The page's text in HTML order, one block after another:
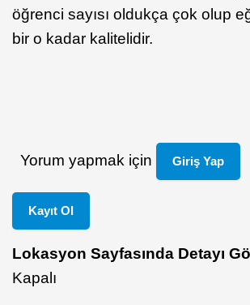
öğrenci sayısı oldukça çok olup
bir o kadar kalitelidir.
Yorum yapmak için Giriş Yap
Kayıt Ol
Lokasyon Sayfasında Detayı
Kapalı